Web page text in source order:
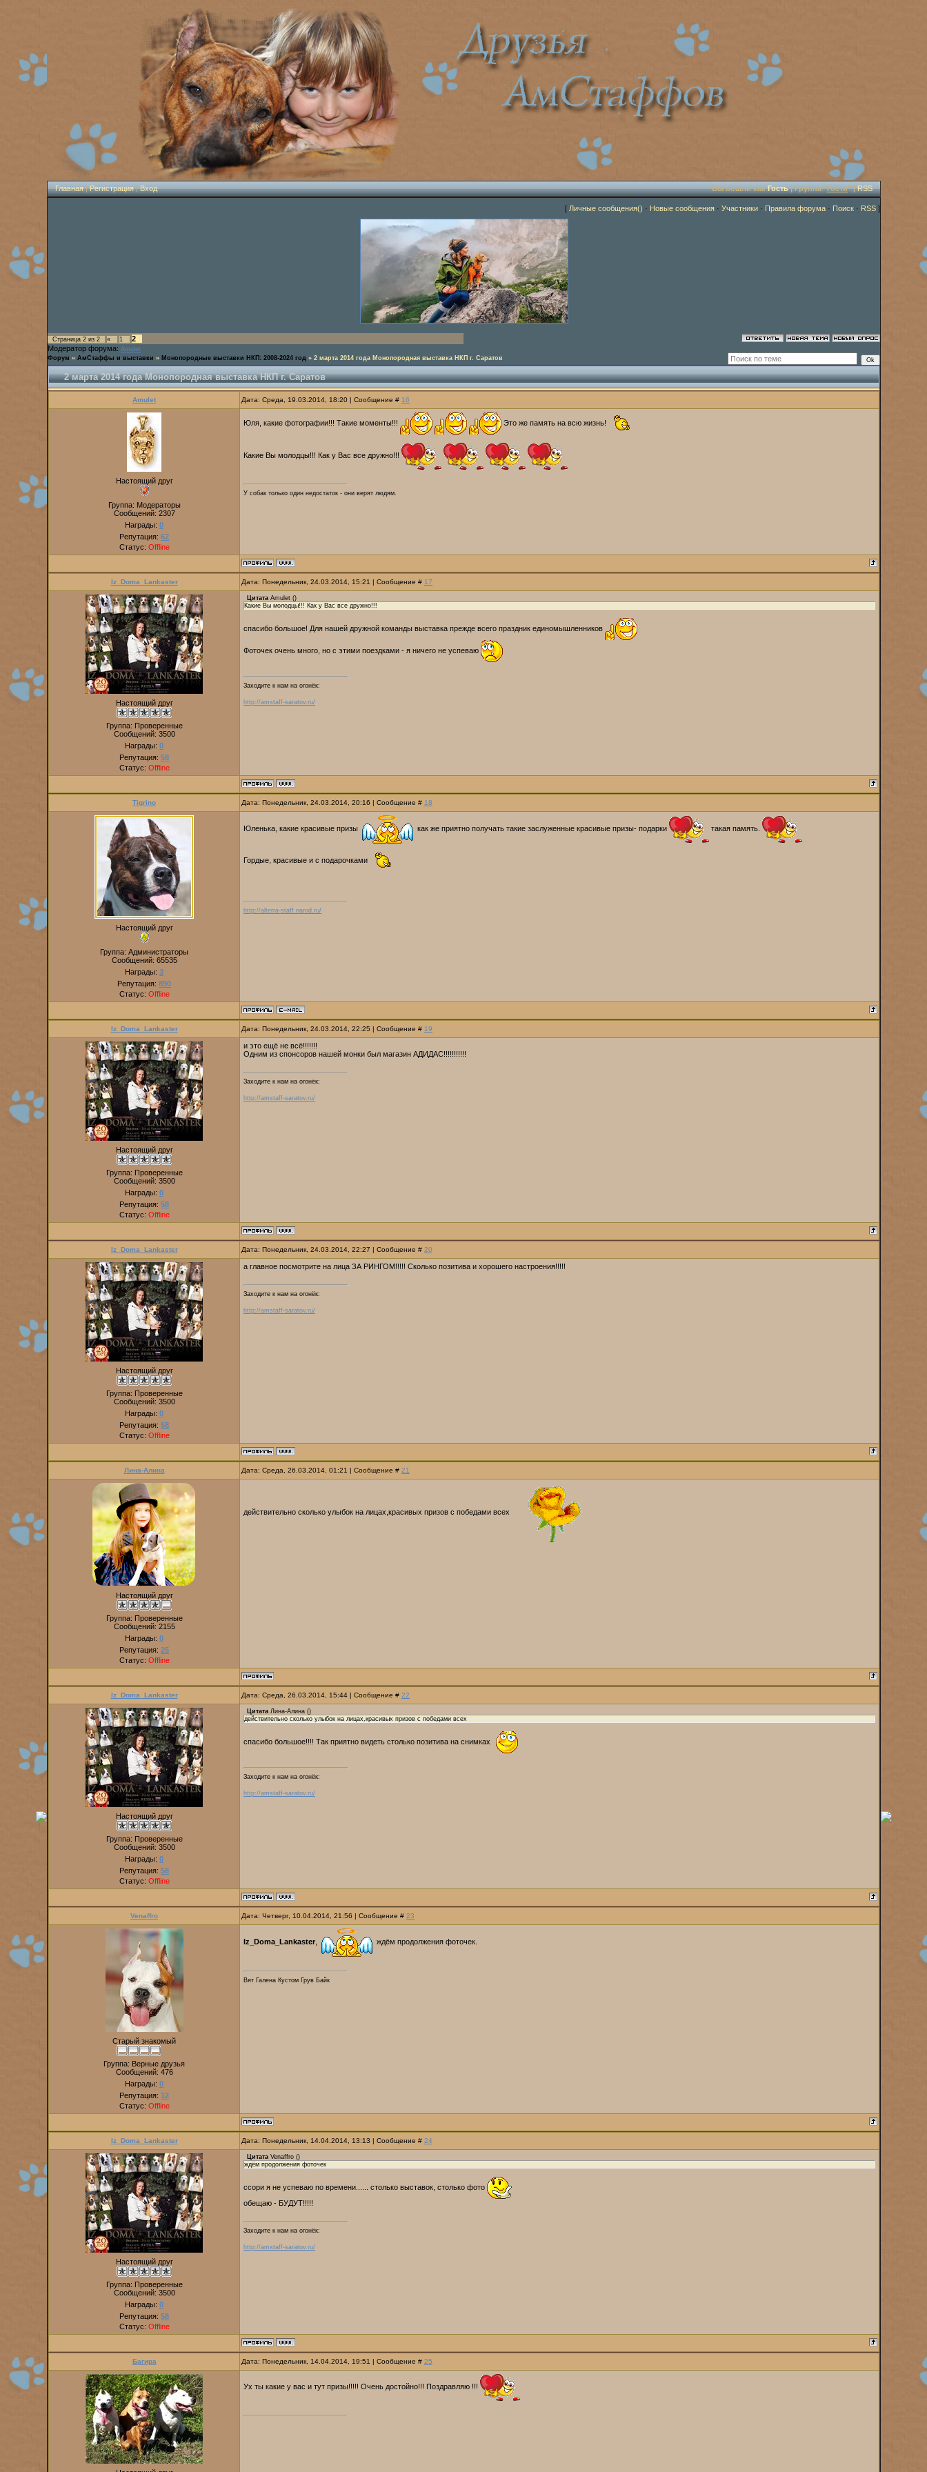
Главная|Регистрация|Вход Вы вошли какГость| Группа "Гости" |RSS
[ Личные сообщения() · Новые сообщения · Участники · Правила форума · Поиск · RSS ]
Страница 2 из 2 « 1
2
Модератор форума: Amulet
Форум » АмСтаффы и выставки » Монопородные выставки НКП: 2008-2024 год » 2 марта 2014 года Монопородная выставка НКП г. Саратов
2 марта 2014 года Монопородная выставка НКП г. Саратов
Amulet Дата: Среда, 19.03.2014, 18:20 | Сообщение # 16
Настоящий друг
Группа: Модераторы
Сообщений: 2307
Награды: 0
Репутация: 62
Статус: Offline
Юля, какие фотографии!!! Такие моменты!!! Это же память на всю жизнь!
Какие Вы молодцы!!! Как у Вас все дружно!!!
У собак только один недостаток - они верят людям.
Iz_Doma_Lankaster Дата: Понедельник, 24.03.2014, 15:21 | Сообщение # 17
Настоящий друг
Группа: Проверенные
Сообщений: 3500
Награды: 0
Репутация: 58
Статус: Offline
Цитата Amulet ()
Какие Вы молодцы!!! Как у Вас все дружно!!!
спасибо большое! Для нашей дружной команды выставка прежде всего праздник единомышленников
Фоточек очень много, но с этими поездками - я ничего не успеваю
Заходите к нам на огонёк:
http://amstaff-saratov.ru/
Tigrino Дата: Понедельник, 24.03.2014, 20:16 | Сообщение # 18
Настоящий друг
Группа: Администраторы
Сообщений: 65535
Награды: 3
Репутация: 890
Статус: Offline
Юленька, какие красивые призы как же приятно получать такие заслуженные красивые призы- подарки такая память.
Гордые, красивые и с подарочками
http://alterra-staff.narod.ru/
Iz_Doma_Lankaster Дата: Понедельник, 24.03.2014, 22:25 | Сообщение # 19
Настоящий друг
Группа: Проверенные
Сообщений: 3500
Награды: 0
Репутация: 58
Статус: Offline
и это ещё не всё!!!!!!!
Одним из спонсоров нашей монки был магазин АДИДАС!!!!!!!!!!!
Заходите к нам на огонёк:
http://amstaff-saratov.ru/
Iz_Doma_Lankaster Дата: Понедельник, 24.03.2014, 22:27 | Сообщение # 20
Настоящий друг
Группа: Проверенные
Сообщений: 3500
Награды: 0
Репутация: 58
Статус: Offline
а главное посмотрите на лица ЗА РИНГОМ!!!!! Сколько позитива и хорошего настроения!!!!!
Заходите к нам на огонёк:
http://amstaff-saratov.ru/
Лина-Алина Дата: Среда, 26.03.2014, 01:21 | Сообщение # 21
Настоящий друг
Группа: Проверенные
Сообщений: 2155
Награды: 0
Репутация: 25
Статус: Offline
действительно сколько улыбок на лицах,красивых призов с победами всех
Iz_Doma_Lankaster Дата: Среда, 26.03.2014, 15:44 | Сообщение # 22
Настоящий друг
Группа: Проверенные
Сообщений: 3500
Награды: 0
Репутация: 58
Статус: Offline
Цитата Лина-Алина ()
действительно сколько улыбок на лицах,красивых призов с победами всех
спасибо большое!!!! Так приятно видеть столько позитива на снимках
Заходите к нам на огонёк:
http://amstaff-saratov.ru/
Venaffro Дата: Четверг, 10.04.2014, 21:56 | Сообщение # 23
Старый знакомый
Группа: Верные друзья
Сообщений: 476
Награды: 0
Репутация: 12
Статус: Offline
Iz_Doma_Lankaster ждём продолжения фоточек.
Вят Галена Кустом Грув Байк
Iz_Doma_Lankaster Дата: Понедельник, 14.04.2014, 13:13 | Сообщение # 24
Настоящий друг
Группа: Проверенные
Сообщений: 3500
Награды: 0
Репутация: 58
Статус: Offline
Цитата Venaffro ()
ждём продолжения фоточек
ссори я не успеваю по времени...... столько выставок, столько фото
обещаю - БУДУТ!!!!!
Заходите к нам на огонёк:
http://amstaff-saratov.ru/
Багира Дата: Понедельник, 14.04.2014, 19:51 | Сообщение # 25
Ух ты какие у вас и тут призы!!!!! Очень достойно!!! Поздравляю !!!